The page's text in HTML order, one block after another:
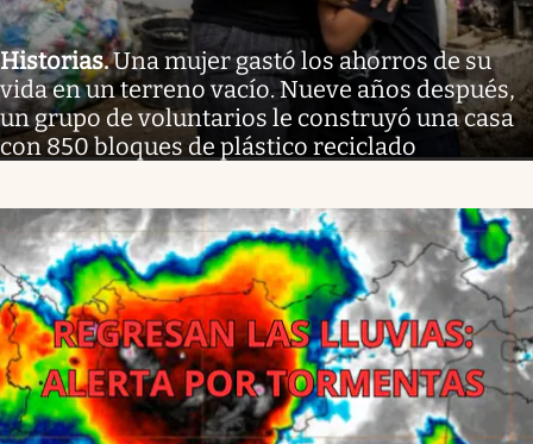
Historias.Una mujer gastó los ahorros de su
vida en un terreno vacío. Nueve años después,
un grupo de voluntarios le construyó una casa
con 850 bloques de plástico reciclado